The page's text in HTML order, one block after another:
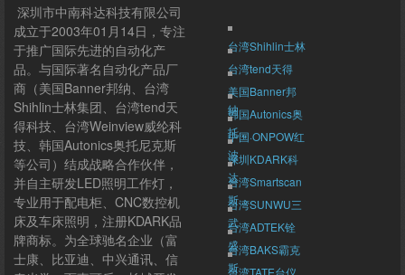
深圳市中南科达科技有限公司
成立于2003年01月14日，专注
于推广国际先进的自动化产
品。与国际著名自动化产品厂
商（美国Banner邦纳、台湾
Shihlin士林集团、台湾tend天
得科技、台湾Weinview威纶科
技、韩国Autonics奥托尼克斯
等公司）结成战略合作伙伴，
并自主研发LED照明工作灯，
专业用于配电柜、CNC数控机
床及车床照明，注册KDARK品
牌商标。为全球驰名企业（富
士康、比亚迪、中兴通讯、信
台湾Shihlin士林
台湾tend天得
美国Banner邦
纳
韩国Autonics奥
托...
中国·ONPOW红
波
深圳KDARK科
达
台湾Smartscan
斯...
台湾SUNWU三
武
台湾ADTEK铨
盛
台湾BAKS霸克
斯
台湾TATE台仪